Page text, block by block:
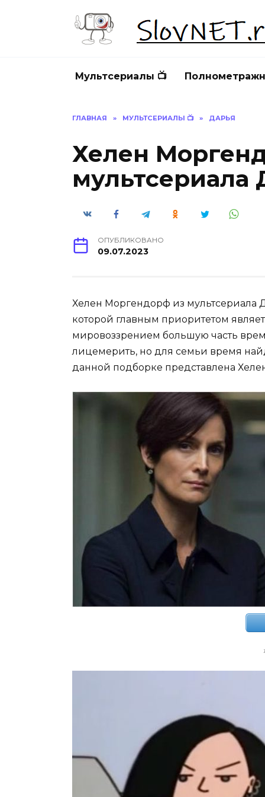
Мультсериалы 📺
ГЛАВНАЯ » МУЛЬТСЕРИАЛЫ 📺 » ДАРЬЯ
Хелен
мультсериала
ОПУБЛИКОВАНО
09.07.2023
Хелен Моргендорф из мультсериала
которой главным приоритетом
мировоззрением большую часть
лицемерить, но для семьи время
данной подборке представлена